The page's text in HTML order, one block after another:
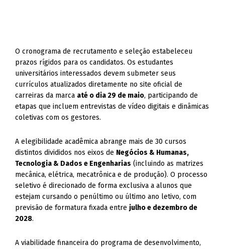
O cronograma de recrutamento e seleção estabeleceu
prazos rígidos para os candidatos. Os estudantes
universitários interessados devem submeter seus
currículos atualizados diretamente no site oficial de
carreiras da marca até o dia 29 de maio, participando de
etapas que incluem entrevistas de vídeo digitais e dinâmicas
coletivas com os gestores.
A elegibilidade acadêmica abrange mais de 30 cursos
distintos divididos nos eixos de Negócios & Humanas,
Tecnologia & Dados e Engenharias (incluindo as matrizes
mecânica, elétrica, mecatrônica e de produção). O processo
seletivo é direcionado de forma exclusiva a alunos que
estejam cursando o penúltimo ou último ano letivo, com
previsão de formatura fixada entre julho e dezembro de
2028.
A viabilidade financeira do programa de desenvolvimento,